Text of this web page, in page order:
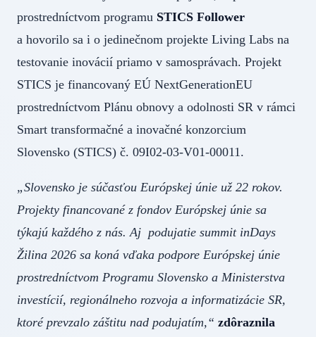
prostredníctvom programu STICS Follower
a hovorilo sa i o jedinečnom projekte Living Labs na
testovanie inovácií priamo v samosprávach. Projekt
STICS je financovaný EÚ NextGenerationEU
prostredníctvom Plánu obnovy a odolnosti SR v rámci
Smart transformačné a inovačné konzorcium
Slovensko (STICS) č. 09I02-03-V01-00011.
„Slovensko je súčasťou Európskej únie už 22 rokov.
Projekty financované z fondov Európskej únie sa
týkajú každého z nás. Aj podujatie summit inDays
Žilina 2026 sa koná vďaka podpore Európskej únie
prostredníctvom Programu Slovensko a Ministerstva
investícií, regionálneho rozvoja a informatizácie SR,
ktoré prevzalo záštitu nad podujatím,“ zdôraznila